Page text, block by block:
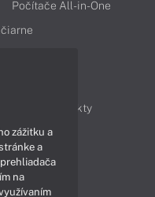
Počítače All-in-One
Produkty
Videá
zážitku a
a
na